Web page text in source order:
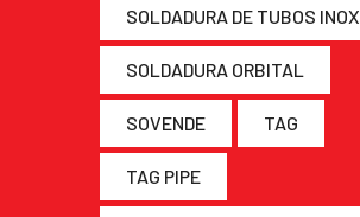
SOLDADURA DE TUBOS INOX
SOLDADURA ORBITAL
SOVENDE TAG
TAG PIPE